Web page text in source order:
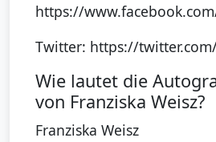
https://
Twitter: https://
Wie lautet die
von Franziska Weisz?
Franziska Weisz